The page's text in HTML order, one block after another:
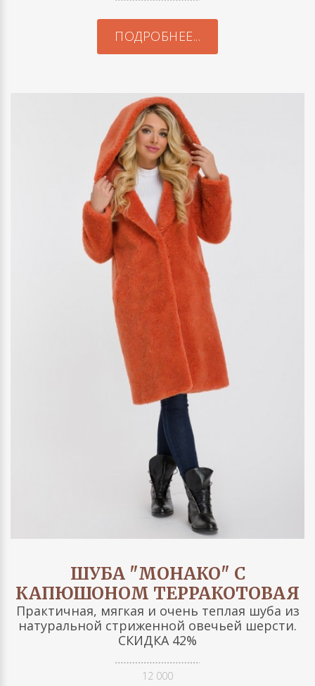
ПОДРОБНЕЕ...
ШУБА "МОНАКО" С
КАПЮШОНОМ ТЕРРАКОТОВАЯ
Практичная, мягкая и очень теплая шуба из
натуральной стриженной овечьей шерсти.
СКИДКА 42%
12 000